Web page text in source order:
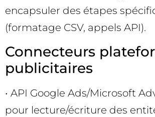
encapsuler des étapes
(formatage CSV, appels API).
Connecteurs
publicitaires
• API Google Ads/Microsoft
pour lecture/écriture des